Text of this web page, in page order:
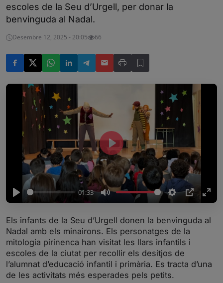
escoles de la Seu d’Urgell, per donar la
benvinguda al Nadal.
Desembre 12, 2025 - 20:05 66
P
a
y
01:33
M
t
e
S
t
t
n
g
P
E
n
f
P
l
a
y
Els infants de la Seu d’Urgell donen la benvinguda al
Nadal amb els minairons. Els personatges de la
mitologia pirinenca han visitat les llars infantils i
escoles de la ciutat per recollir els desitjos de
l’alumnat d’educació infantil i primària. Es tracta d’una
de les activitats més esperades pels petits.